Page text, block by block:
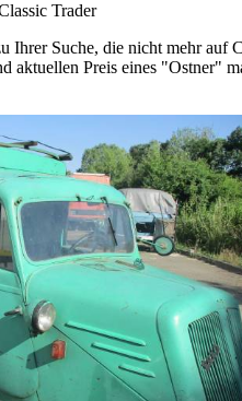
Trader
Ihrer Suche, die nicht mehr auf
aktuellen Preis eines "Ostner"